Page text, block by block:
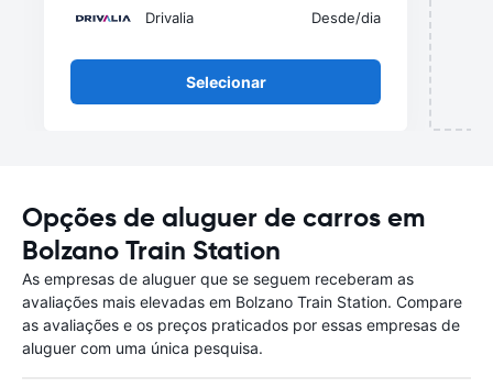
Drivalia Desde/dia
Selecionar
Opções de aluguer de carros em
Bolzano Train Station
As empresas de aluguer que se seguem receberam as
avaliações mais elevadas em Bolzano Train Station. Compare
as avaliações e os preços praticados por essas empresas de
aluguer com uma única pesquisa.